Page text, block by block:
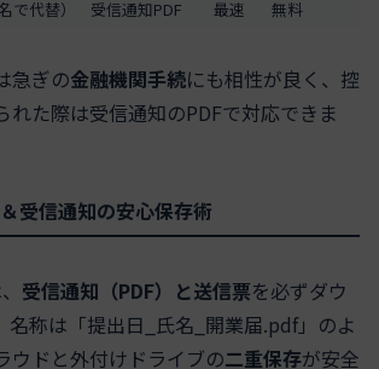
で代替） 受信通知PDF 最速 無料
急ぎの金融機関手続にも相性が良く、控
れた際は受信通知のPDFで対応できま
受信通知の安心保存術
受信通知（PDF）と送信票を必ずダウ
名称は「提出日_氏名_開業届.pdf」のよ
ウドと外付けドライブの二重保存が安全